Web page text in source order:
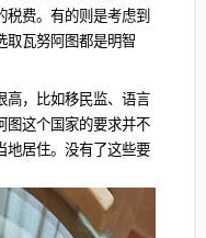
费。有的则是考虑到
取瓦努阿图都是明智
高，比如移民监、语言
图这个国家的要求并不
地居住。没有了这些要